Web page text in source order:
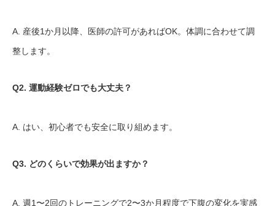
A. 産後1か月以降、医師の許可があればOK。体調に合わせて調
整します。
Q2. 運動経験ゼロでも大丈夫？
A. はい、初心者でも安全に取り組めます。
Q3. どのくらいで効果が出ますか？
A. 週1〜2回のトレーニングで2〜3か月程度で下腹の変化を実感